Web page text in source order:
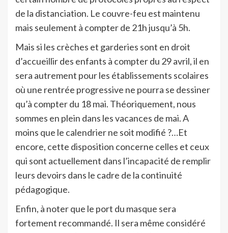
de la distanciation. Le couvre-feu est maintenu
mais seulement à compter de 21h jusqu’à 5h.
Mais si les crèches et garderies sont en droit
d’accueillir des enfants à compter du 29 avril, il en
sera autrement pour les établissements scolaires
où une rentrée progressive ne pourra se dessiner
qu’à compter du 18 mai. Théoriquement, nous
sommes en plein dans les vacances de mai. A
moins que le calendrier ne soit modifié ?…Et
encore, cette disposition concerne celles et ceux
qui sont actuellement dans l’incapacité de remplir
leurs devoirs dans le cadre de la continuité
pédagogique.
Enfin, à noter que le port du masque sera
fortement recommandé. Il sera même considéré